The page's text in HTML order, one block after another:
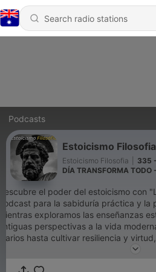
Podcasts
Estoicismo Filosofia
Estoicismo Filosofia
335
DÍA TRANSFORMA TODO
el poder del estoicismo con
para la sabiduría práctica y la
exploramos las enseñanzas
perspectivas a la vida
hasta cultivar resiliencia y
perspectiva refrescante para